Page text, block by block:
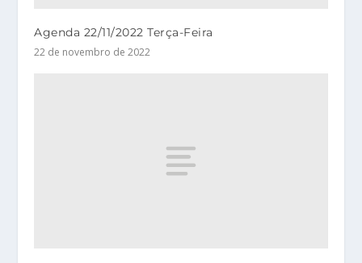
Agenda 22/11/2022 Terça-Feira
22 de novembro de 2022